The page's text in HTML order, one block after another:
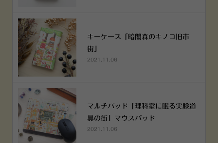
キーケース「暗闇森のキノコ旧市
街」
2021.11.06
マルチパッド「理科室に眠る実験道
具の街」マウスパッド
2021.11.06